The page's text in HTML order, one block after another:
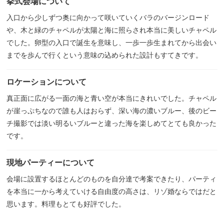
入口から少しずつ奥に向かって咲いていくバラのバージンロード
や、木と緑のチャペルが太陽と海に照らされ本当に美しいチャペル
でした。卵型の入口で誕生を意味し、一歩一歩生まれてから出会い
までを歩んで行くという意味の込められた設計もすてきです。
ロケーションについて
真正面に広がる一面の海と青い空が本当にきれいでした。チャペル
が崖っぷちなので誰も人はおらず、深い海の濃いブルー、後のビー
チ撮影では淡い明るいブルーと違った海を楽しめてとても良かった
です。
現地パーティーについて
会場に設置するほとんどのものを自分達で考案できたり、パーティ
を本当に一から考えていける自由度の高さは、リゾ婚ならではだと
思います。料理もとても好評でした。